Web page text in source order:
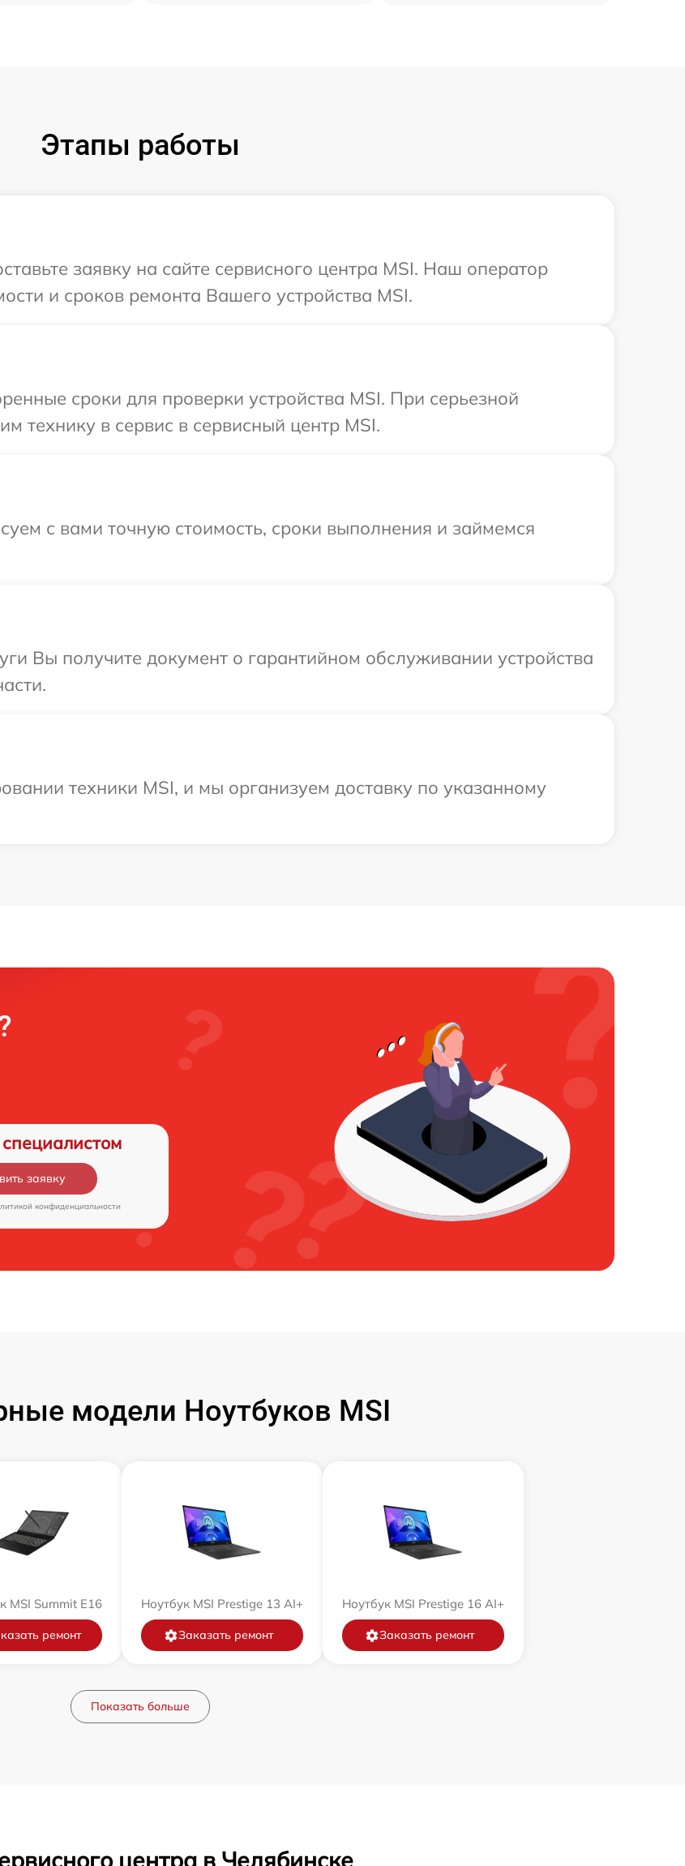
Этапы работы
заявку на сайте сервисного центра MSI. Наш оператор
и сроков ремонта Вашего устройства MSI.
сроки для проверки устройства MSI. При серьезной
технику в сервис в сервисный центр MSI.
с вами точную стоимость, сроки выполнения и займемся
Вы получите документ о гарантийном обслуживании устройства
техники MSI, и мы организуем доставку по указанному
заявку
конфиденциальности
модели Ноутбуков MSI
MSI Summit E16
ремонт
Ноутбук MSI Prestige 13 AI+
Заказать ремонт
Ноутбук MSI Prestige 16 AI+
Заказать ремонт
Показать больше
центра в Челябинске